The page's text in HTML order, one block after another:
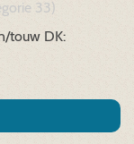
33)
touw DK: